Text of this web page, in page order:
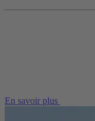
En savoir plus